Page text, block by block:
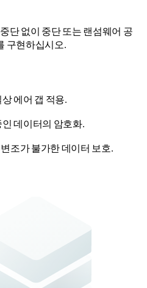
단 없이 중단 또는 랜섬웨어 공
구현하십시오.
에어 갭 적용.
데이터의 암호화.
조가 불가한 데이터 보호.